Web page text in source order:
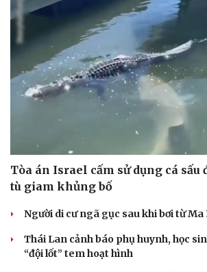
Tòa án Israel cấm sử dụng cá sấu
tù giam khủng bố
Người di cư ngã gục sau khi bơi từ Ma
Thái Lan cảnh báo phụ huynh, học
“đội lốt” tem hoạt hình